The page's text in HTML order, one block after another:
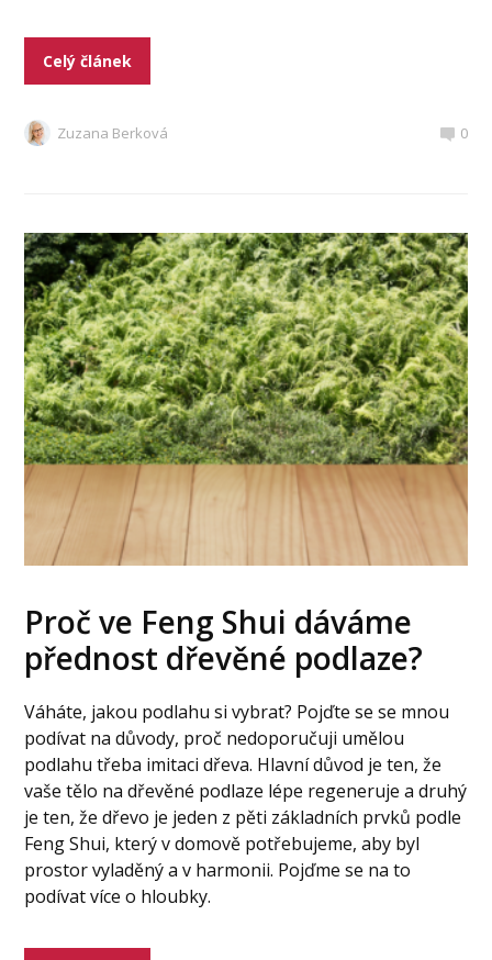
Celý článek
Zuzana Berková 0
Proč ve Feng Shui dáváme
přednost dřevěné podlaze?
Váháte, jakou podlahu si vybrat? Pojďte se se mnou
podívat na důvody, proč nedoporučuji umělou
podlahu třeba imitaci dřeva. Hlavní důvod je ten, že
vaše tělo na dřevěné podlaze lépe regeneruje a druhý
je ten, že dřevo je jeden z pěti základních prvků podle
Feng Shui, který v domově potřebujeme, aby byl
prostor vyladěný a v harmonii. Pojďme se na to
podívat více o hloubky.